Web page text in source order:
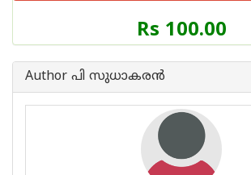
Price
of
Book
Rs 100.00
Author പി സുധാകരന്‍